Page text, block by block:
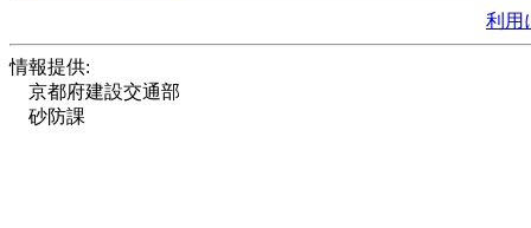
利用
情報提供:
京都府建設交通部
砂防課